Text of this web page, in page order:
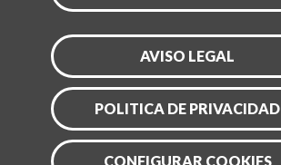
AVISO LEGAL
POLITICA DE PRIVACIDAD
CONFIGURAR COOKIES